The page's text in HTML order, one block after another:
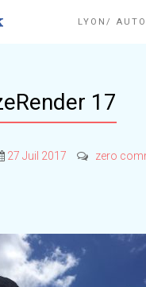
LYON/
17
27 Juil 2017 zero